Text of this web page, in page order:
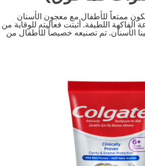
ممتعاً للأطفال مع معجون الأسنان
الفاكهة اللطيفة. أثبتت فعاليته للوقاية من
الأسنان. تم تصنيعه خصيصاً للأطفال من